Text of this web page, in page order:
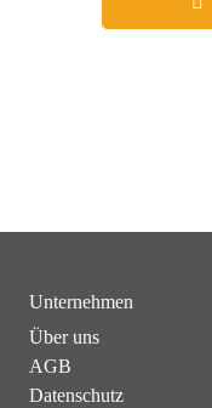
Unternehmen
Über uns
AGB
Datenschutz